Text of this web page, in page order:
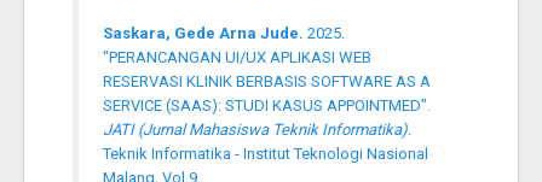
Saskara, Gede Arna Jude. 2025.
"PERANCANGAN UI/UX APLIKASI WEB
RESERVASI KLINIK BERBASIS SOFTWARE AS A
SERVICE (SAAS): STUDI KASUS APPOINTMED".
JATI (Jurnal Mahasiswa Teknik Informatika).
Teknik Informatika - Institut Teknologi Nasional
Malang. Vol.9,